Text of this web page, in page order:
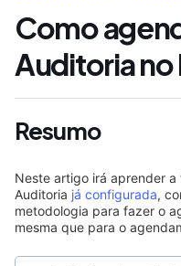
Como
Auditoria
Resumo
Neste artigo irá aprender
Auditoria já configurada,
metodologia para fazer o
mesma que para o